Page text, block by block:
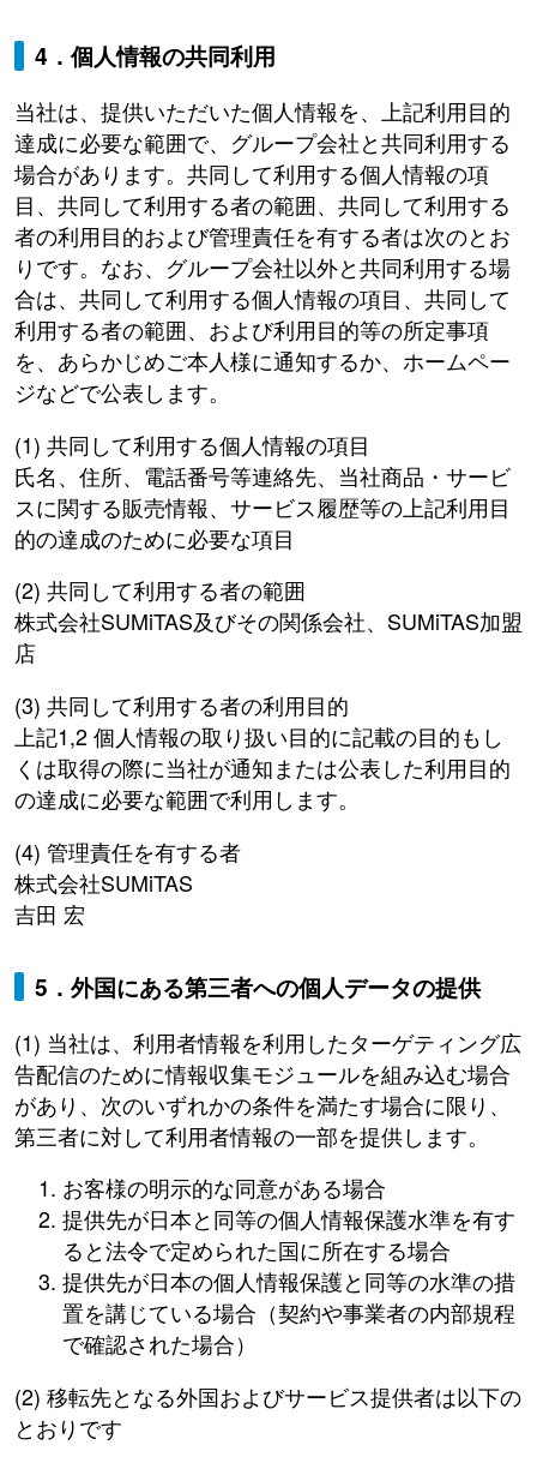
4．個人情報の共同利用
当社は、提供いただいた個人情報を、上記利用目的
達成に必要な範囲で、グループ会社と共同利用する
場合があります。共同して利用する個人情報の項
目、共同して利用する者の範囲、共同して利用する
者の利用目的および管理責任を有する者は次のとお
りです。なお、グループ会社以外と共同利用する場
合は、共同して利用する個人情報の項目、共同して
利用する者の範囲、および利用目的等の所定事項
を、あらかじめご本人様に通知するか、ホームペー
ジなどで公表します。
(1) 共同して利用する個人情報の項目
氏名、住所、電話番号等連絡先、当社商品・サービ
スに関する販売情報、サービス履歴等の上記利用目
的の達成のために必要な項目
(2) 共同して利用する者の範囲
株式会社SUMiTAS及びその関係会社、SUMiTAS加盟
店
(3) 共同して利用する者の利用目的
上記1,2 個人情報の取り扱い目的に記載の目的もし
くは取得の際に当社が通知または公表した利用目的
の達成に必要な範囲で利用します。
(4) 管理責任を有する者
株式会社SUMiTAS
吉田 宏
5．外国にある第三者への個人データの提供
(1) 当社は、利用者情報を利用したターゲティング広
告配信のために情報収集モジュールを組み込む場合
があり、次のいずれかの条件を満たす場合に限り、
第三者に対して利用者情報の一部を提供します。
お客様の明示的な同意がある場合
提供先が日本と同等の個人情報保護水準を有す
ると法令で定められた国に所在する場合
提供先が日本の個人情報保護と同等の水準の措
置を講じている場合（契約や事業者の内部規程
で確認された場合）
(2) 移転先となる外国およびサービス提供者は以下の
とおりです